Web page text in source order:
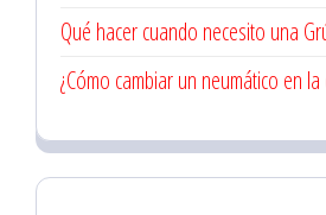
Qué hacer cuando necesito una
¿Cómo cambiar un neumático en